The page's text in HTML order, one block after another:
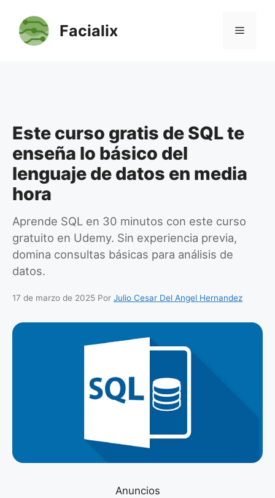
contenido
Facialix Menú
Este curso gratis de SQL te
enseña lo básico del
lenguaje de datos en media
hora
Aprende SQL en 30 minutos con este curso
gratuito en Udemy. Sin experiencia previa,
domina consultas básicas para análisis de
datos.
17 de marzo de 2025 Por Julio Cesar Del Angel Hernandez
Anuncios